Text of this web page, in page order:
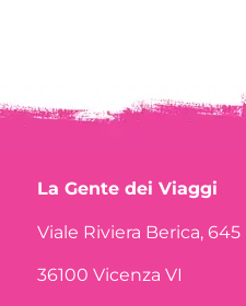
La Gente dei Viaggi
Viale Riviera Berica, 645
36100 Vicenza VI